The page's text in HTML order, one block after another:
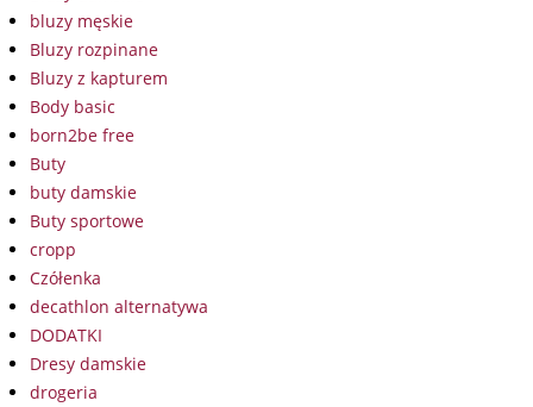
bluzy męskie
Bluzy rozpinane
Bluzy z kapturem
Body basic
born2be free
Buty
buty damskie
Buty sportowe
cropp
Czółenka
decathlon alternatywa
DODATKI
Dresy damskie
drogeria